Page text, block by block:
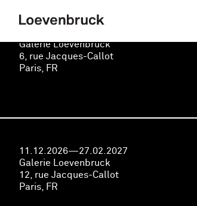
Galerie Loevenbruck
6, rue Jacques-Callot
Paris, FR
11.12.2026—27.02.2027
Galerie Loevenbruck
12, rue Jacques-Callot
Paris, FR